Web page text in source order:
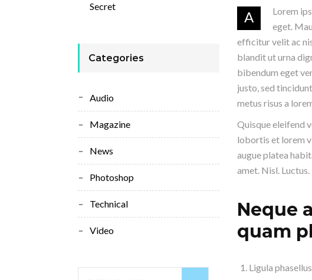
Secret
Categories
Audio
Magazine
News
Photoshop
Technical
Video
A
Lorem
eget.
efficitur velit ac
blandit ut urna
bibendum eget
justo, sed
metus risus a
Quisque eleifend
lobortis et lorem
augue platea
amet. Nisl.
Neque
quam
Ligula